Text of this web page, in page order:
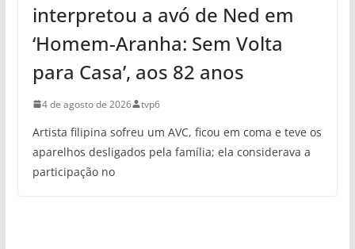
interpretou a avó de Ned em
‘Homem-Aranha: Sem Volta
para Casa’, aos 82 anos
4 de agosto de 2026 tvp6
Artista filipina sofreu um AVC, ficou em coma e teve os
aparelhos desligados pela família; ela considerava a
participação no